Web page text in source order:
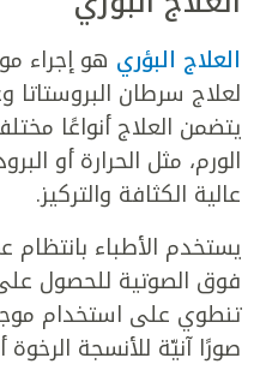
العلاج البؤري هو إجراء
لعلاج سرطان البروستاتا
يتضمن العلاج أنواعًا
الورم، مثل الحرارة أو
عالية الكثافة والتركيز.
يستخدم الأطباء
فوق الصوتية للحصول
تنطوي على استخدام
صورًا آنيّة للأنسجة الرخوة